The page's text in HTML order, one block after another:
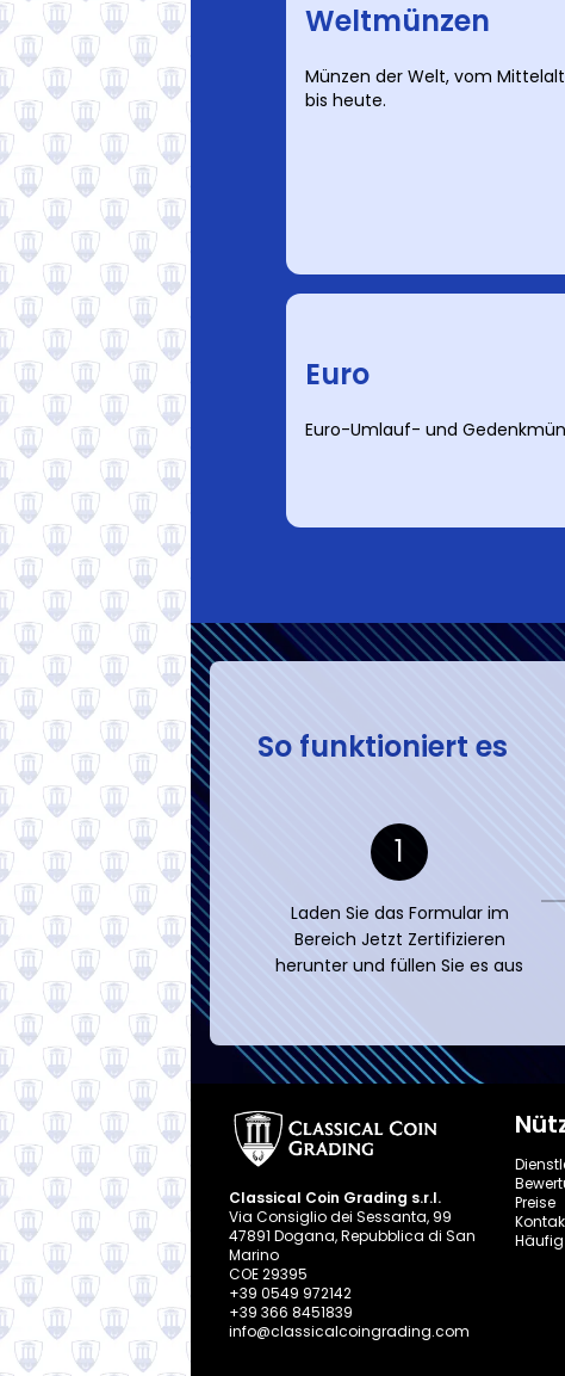
Weltmünzen
Münzen der Welt, vom
bis heute.
Euro
Euro-Umlauf- und
So funktioniert es
1
Laden Sie das Formular im
Bereich Jetzt Zertifizieren
herunter und füllen Sie es aus
Classical Coin Grading s.r.l.
Via Consiglio dei Sessanta, 99
47891 Dogana, Repubblica di San
Marino
COE 29395
+39 0549 972142
+39 366 8451839
info@classicalcoingrading.com
Preise